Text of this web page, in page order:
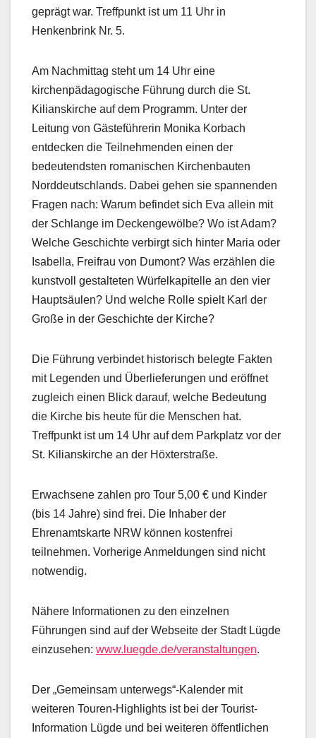
geprägt war. Treffpunkt ist um 11 Uhr in
Henkenbrink Nr. 5.
Am Nachmittag steht um 14 Uhr eine
kirchenpädagogische Führung durch die St.
Kilianskirche auf dem Programm. Unter der
Leitung von Gästeführerin Monika Korbach
entdecken die Teilnehmenden einen der
bedeutendsten romanischen Kirchenbauten
Norddeutschlands. Dabei gehen sie spannenden
Fragen nach: Warum befindet sich Eva allein mit
der Schlange im Deckengewölbe? Wo ist Adam?
Welche Geschichte verbirgt sich hinter Maria oder
Isabella, Freifrau von Dumont? Was erzählen die
kunstvoll gestalteten Würfelkapitelle an den vier
Hauptsäulen? Und welche Rolle spielt Karl der
Große in der Geschichte der Kirche?
Die Führung verbindet historisch belegte Fakten
mit Legenden und Überlieferungen und eröffnet
zugleich einen Blick darauf, welche Bedeutung
die Kirche bis heute für die Menschen hat.
Treffpunkt ist um 14 Uhr auf dem Parkplatz vor der
St. Kilianskirche an der Höxterstraße.
Erwachsene zahlen pro Tour 5,00 € und Kinder
(bis 14 Jahre) sind frei. Die Inhaber der
Ehrenamtskarte NRW können kostenfrei
teilnehmen. Vorherige Anmeldungen sind nicht
notwendig.
Nähere Informationen zu den einzelnen
Führungen sind auf der Webseite der Stadt Lügde
einzusehen: www.luegde.de/veranstaltungen.
Der „Gemeinsam unterwegs“-Kalender mit
weiteren Touren-Highlights ist bei der Tourist-
Information Lügde und bei weiteren öffentlichen